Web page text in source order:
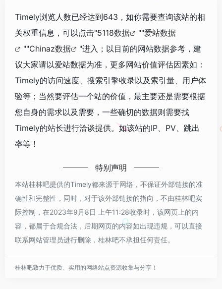
Timely浏览人数已经达到643，如你需要查询该站的相
关权重信息，可以点击"5118数据 ""爱站数据
""Chinaz数据
"进入；以目前的网站数据参考，建
议大家请以爱站数据为准，更多网站价值评估因素如：
Timely的访问速度、搜索引擎收录以及索引量、用户体
验等；当然要评估一个站的价值，最主要还是需要根据
您自身的需求以及需要，一些确切的数据则需要找
Timely的站长进行洽谈提供。如该站的IP、PV、跳出
率等！
特别声明
本站桂林吧提供的Timely都来源于网络，不保证外部链接的准
确性和完整性，同时，对于该外部链接的指向，不由桂林吧实
际控制，在2023年9月8日 上午11:28收录时，该网页上的内
容，都属于合规合法，后期网页的内容如出现违规，可以直接
联系网站管理员进行删除，桂林吧不承担任何责任。
桂林吧致力于优质、实用的网络站点资源收集与分享！